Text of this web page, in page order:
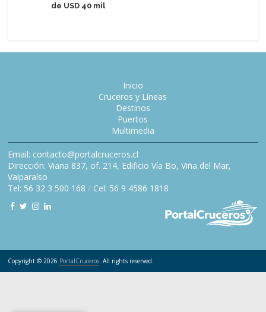
de USD 40 mil
Inicio
Cruceros y Líneas
Destinos
Puertos
Multimedia
Email: contacto@portalcruceros.cl
Dirección: Viana 837, of. 214, Edificio Vía Bo, Viña del Mar,
Valparaíso
Tel: 56 32 3 500 168 / Cel: 56 9 4586 1818
Copyright © 2026 PortalCruceros. All rights reserved.